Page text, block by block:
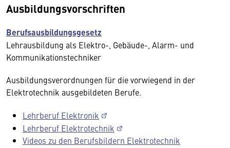
Ausbildungsvorschriften
Berufsausbildungsgesetz
Lehrausbildung als Elektro-, Gebäude-, Alarm- und
Kommunikationstechniker
Ausbildungsverordnungen für die vorwiegend in der
Elektrotechnik ausgebildeten Berufe.
Lehrberuf Elektronik
Lehrberuf Elektrotechnik
Videos zu den Berufsbildern Elektrotechnik